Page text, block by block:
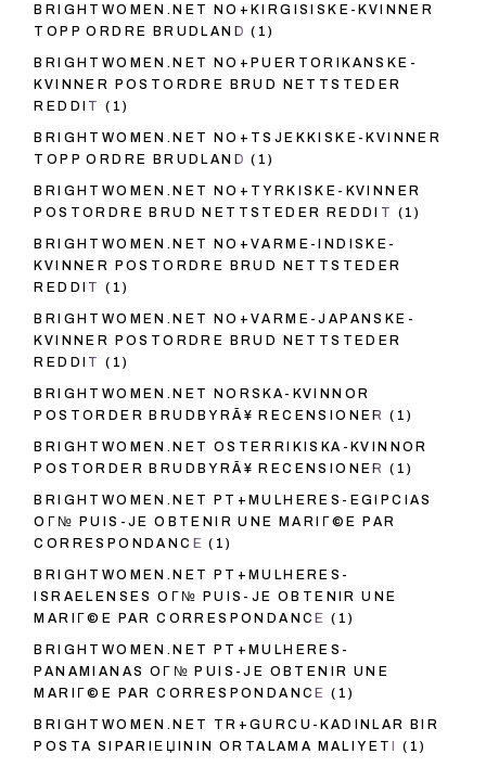
BRIGHTWOMEN.NET NO+KIRGISISKE-KVINNER
TOPP ORDRE BRUDLAND (1)
BRIGHTWOMEN.NET NO+PUERTORIKANSKE-
KVINNER POSTORDRE BRUD NETTSTEDER
REDDIT (1)
BRIGHTWOMEN.NET NO+TSJEKKISKE-KVINNER
TOPP ORDRE BRUDLAND (1)
BRIGHTWOMEN.NET NO+TYRKISKE-KVINNER
POSTORDRE BRUD NETTSTEDER REDDIT (1)
BRIGHTWOMEN.NET NO+VARME-INDISKE-
KVINNER POSTORDRE BRUD NETTSTEDER
REDDIT (1)
BRIGHTWOMEN.NET NO+VARME-JAPANSKE-
KVINNER POSTORDRE BRUD NETTSTEDER
REDDIT (1)
BRIGHTWOMEN.NET NORSKA-KVINNOR
POSTORDER BRUDBYRÃ¥ RECENSIONER (1)
BRIGHTWOMEN.NET OSTERRIKISKA-KVINNOR
POSTORDER BRUDBYRÃ¥ RECENSIONER (1)
BRIGHTWOMEN.NET PT+MULHERES-EGIPCIAS
OГ№ PUIS-JE OBTENIR UNE MARIГ©E PAR
CORRESPONDANCE (1)
BRIGHTWOMEN.NET PT+MULHERES-
ISRAELENSES OГ№ PUIS-JE OBTENIR UNE
MARIГ©E PAR CORRESPONDANCE (1)
BRIGHTWOMEN.NET PT+MULHERES-
PANAMIANAS OГ№ PUIS-JE OBTENIR UNE
MARIГ©E PAR CORRESPONDANCE (1)
BRIGHTWOMEN.NET TR+GURCU-KADINLAR BIR
POSTA SIPARIЕЏININ ORTALAMA MALIYETI
(1)